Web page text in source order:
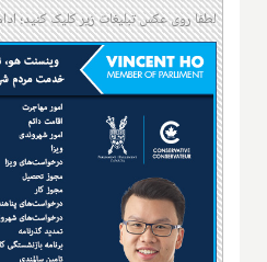
لطفا روی عکس تبلیغات زیر کلیک کنید؛